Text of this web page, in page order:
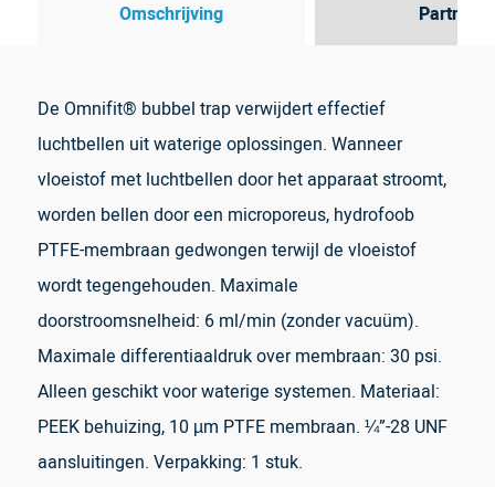
Omschrijving Partner
De Omnifit® bubbel trap verwijdert effectief
luchtbellen uit waterige oplossingen. Wanneer
vloeistof met luchtbellen door het apparaat stroomt,
worden bellen door een microporeus, hydrofoob
PTFE-membraan gedwongen terwijl de vloeistof
wordt tegengehouden. Maximale
doorstroomsnelheid: 6 ml/min (zonder vacuüm).
Maximale differentiaaldruk over membraan: 30 psi.
Alleen geschikt voor waterige systemen. Materiaal:
PEEK behuizing, 10 µm PTFE membraan. ¼”-28 UNF
aansluitingen. Verpakking: 1 stuk.